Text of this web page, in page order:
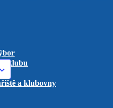
klubu
a klubovny